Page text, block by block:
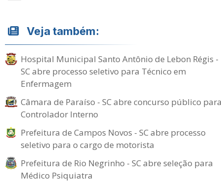
Veja também:
Hospital Municipal Santo Antônio de Lebon Régis -
SC abre processo seletivo para Técnico em
Enfermagem
Câmara de Paraíso - SC abre concurso público
Controlador Interno
Prefeitura de Campos Novos - SC abre processo
seletivo para o cargo de motorista
Prefeitura de Rio Negrinho - SC abre seleção para
Médico Psiquiatra